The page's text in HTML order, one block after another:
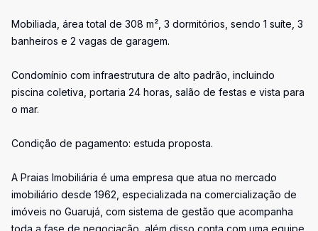
Mobiliada, área total de 308 m², 3 dormitórios, sendo 1 suíte, 3
banheiros e 2 vagas de garagem.
Condomínio com infraestrutura de alto padrão, incluindo
piscina coletiva, portaria 24 horas, salão de festas e vista para
o mar.
Condição de pagamento: estuda proposta.
A Praias Imobiliária é uma empresa que atua no mercado
imobiliário desde 1962, especializada na comercialização de
imóveis no Guarujá, com sistema de gestão que acompanha
toda a fase de negociação, além disso conta com uma equipe